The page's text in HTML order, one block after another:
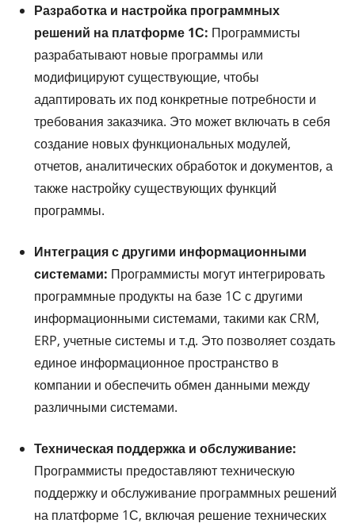
Разработка и настройка программных
решений на платформе 1С: Программисты
разрабатывают новые программы или
модифицируют существующие, чтобы
адаптировать их под конкретные потребности и
требования заказчика. Это может включать в себя
создание новых функциональных модулей,
отчетов, аналитических обработок и документов, а
также настройку существующих функций
программы.
Интеграция с другими информационными
системами: Программисты могут интегрировать
программные продукты на базе 1С с другими
информационными системами, такими как CRM,
ERP, учетные системы и т.д. Это позволяет создать
единое информационное пространство в
компании и обеспечить обмен данными между
различными системами.
Техническая поддержка и обслуживание:
Программисты предоставляют техническую
поддержку и обслуживание программных решений
на платформе 1С, включая решение технических